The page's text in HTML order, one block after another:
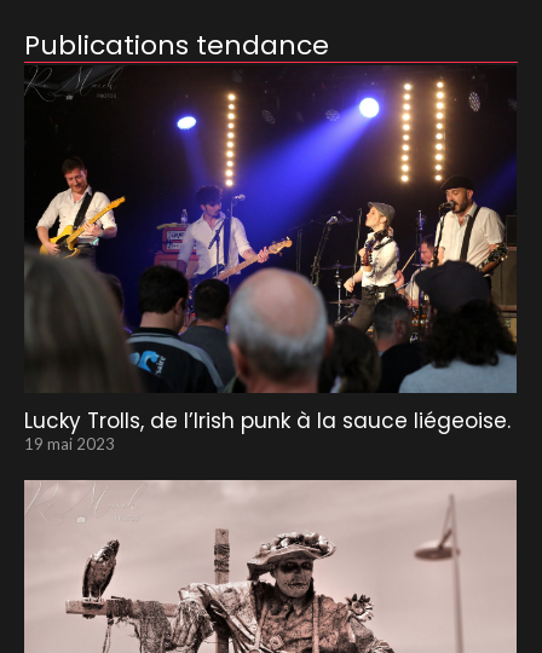
Publications tendance
Lucky Trolls, de l’Irish punk à la sauce liégeoise.
19 mai 2023